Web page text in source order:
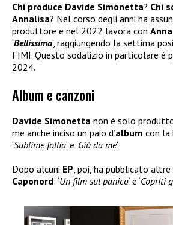
Chi produce Davide Simonetta? Chi
Annalisa? Nel corso degli anni ha
produttore e nel 2022 lavora con
‘Bellissima‘, raggiungendo la settima
FIMI. Questo sodalizio in particolare è
2024.
Album e canzoni
Davide Simonetta non è solo
me anche inciso un paio d’album con la
‘Sublime follia‘ e ‘Giù da me‘.
Dopo alcuni EP , poi, ha pubblicato altre
Caponord: ‘Un film sul panico‘ e ‘Copriti